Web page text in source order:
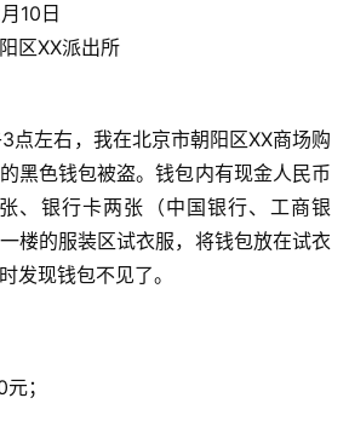
注册
10日
区XX派出所
点左右，我在北京市朝阳区XX商场购
黑色钱包被盗。钱包内有现金人民币
、银行卡两张（中国银行、工商银
楼的服装区试衣服，将钱包放在试衣
发现钱包不见了。
；